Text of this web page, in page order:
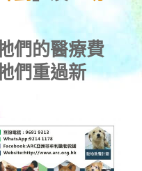
們的醫療費
們重過新